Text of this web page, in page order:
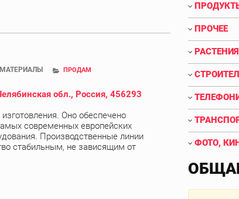
ПРОДАМ
обл., Россия, 456293
Оно обеспечено
современных европейских
Производственные линии
стабильным, не зависящим от
ПРОЧЕЕ
ФОТО,